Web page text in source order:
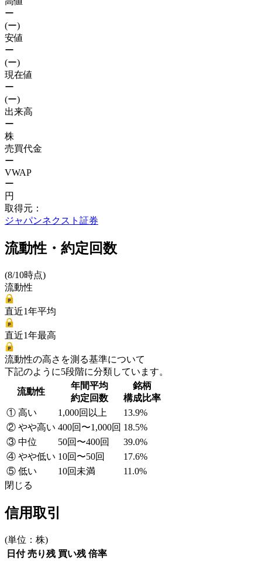
ー
(ー)
安値
ー
(ー)
現在値
ー
(ー)
出来高
ー
株
売買代金
ー
VWAP
ー
円
取得元：
ジャパンネクスト証券
流動性・約定回数
(8/10時点)
流動性
直近1年平均
直近1年最高
流動性の高さを測る基準について
下記のように5段階に分類しています。
流動性
年間平均
約定回数
銘柄
構成比率
① 高い
1,000回以上
13.9%
② やや高い 400回〜1,000回 18.5%
③ 中位
50回〜400回
39.0%
④ やや低い 10回〜50回
17.6%
⑤ 低い
10回未満
11.0%
閉じる
信用取引
(単位：株)
日付 売り残 買い残 倍率